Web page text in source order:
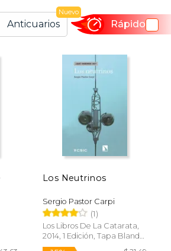
Anticuarios
Nuevo
Rápido
Los Neutrinos
Sergio Pastor Carpi
(1)
Los Libros De La Catarata,
2014, 1 Edición, Tapa Blanda,
Nuevo